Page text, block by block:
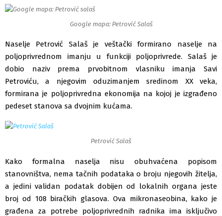
Google mapa: Petrović Salaš
Naselje Petrović Salaš je veštački formirano naselje na
poljoprivrednom imanju u funkciji poljoprivrede. Salaš je
dobio naziv prema prvobitnom vlasniku imanja Savi
Petroviću, a njegovim oduzimanjem sredinom XX veka,
formirana je poljoprivredna ekonomija na kojoj je izgrađeno
pedeset stanova sa dvojnim kućama.
Petrović Salaš
Kako formalna naselja nisu obuhvaćena popisom
stanovništva, nema tačnih podataka o broju njegovih žitelja,
a jedini validan podatak dobijen od lokalnih organa jeste
broj od 108 biračkih glasova. Ova mikronaseobina, kako je
građena za potrebe poljoprivrednih radnika ima isključivo